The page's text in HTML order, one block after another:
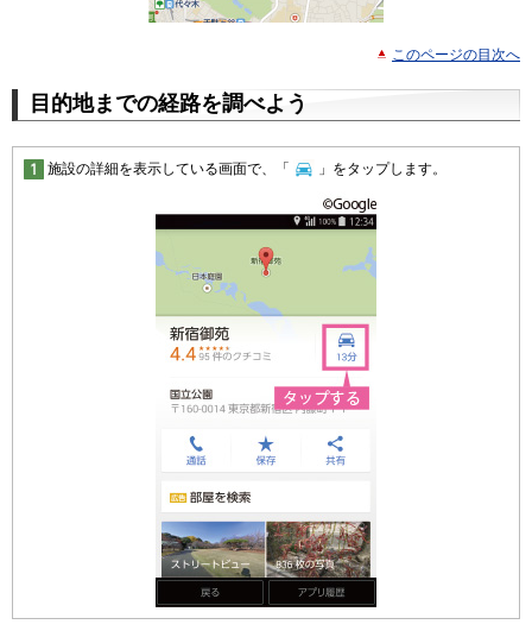
このページの目次へ
目的地までの経路を調べよう
施設の詳細を表示している画面で、「 」をタップします。